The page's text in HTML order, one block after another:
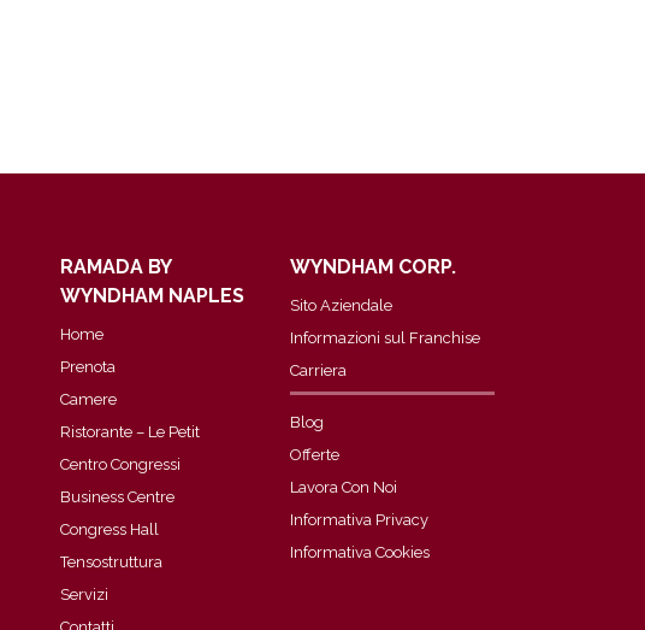
RAMADA BY
WYNDHAM NAPLES
Home
Prenota
Camere
Ristorante – Le Petit
Centro Congressi
Business Centre
Congress Hall
Tensostruttura
Servizi
WYNDHAM CORP.
Sito Aziendale
Informazioni sul Franchise
Carriera
Blog
Offerte
Lavora Con Noi
Informativa Privacy
Informativa Cookies